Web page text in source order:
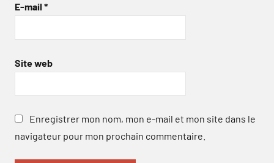
E-mail *
Site web
Enregistrer mon nom, mon e-mail et mon site dans le
navigateur pour mon prochain commentaire.